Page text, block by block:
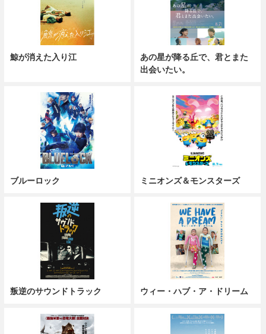
鯨が消えた入り江
あの星が降る丘で、君とまた
出会いたい。
ブルーロック ミニオンズ＆モンスターズ
叛逆のサウンドトラック ウィー・ハブ・ア・ドリーム